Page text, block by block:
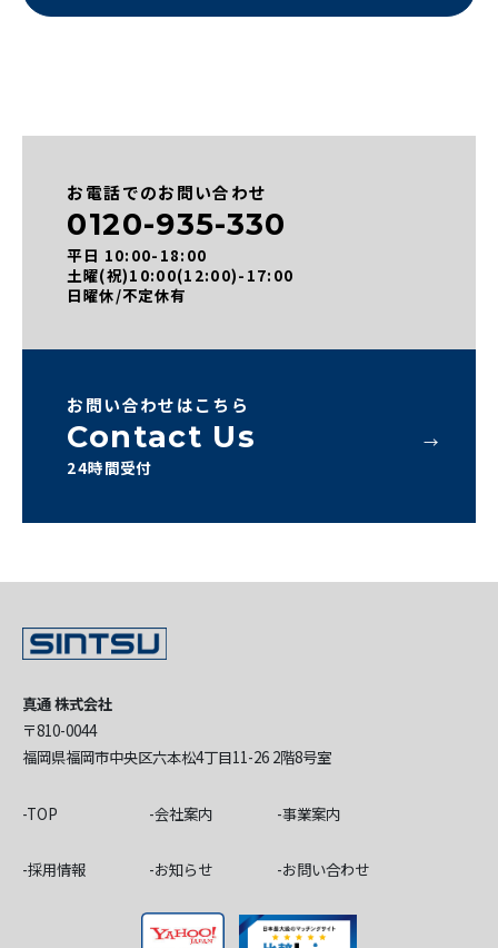
お電話でのお問い合わせ
0120-935-330
平日 10:00-18:00
土曜(祝)10:00(12:00)-17:00
日曜休/不定休有
お問い合わせはこちら
Contact Us
24時間受付
真通 株式会社
〒810-0044
福岡県福岡市中央区六本松4丁目11-26 2階8号室
TOP 会社案内 事業案内
採用情報 お知らせ お問い合わせ